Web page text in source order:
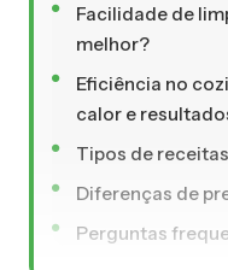
Facilidade de
melhor?
Eficiência no
calor e
Tipos de
Diferenças de
Perguntas